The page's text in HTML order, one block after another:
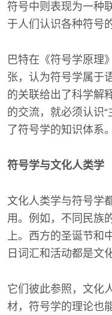
符号中则表现为一种
于人们认识各种符号
巴特在《符号学原理
张，认为符号学属于
的关联给出了科学解
的交流，就必须认识
了符号学的知识体系。
符号学与文化人类学
文化人类学与符号学
用。例如，不同民族
上。西方的圣诞节和
日词汇和活动都是文
它们彼此参照，文化
材，符号学的理论也